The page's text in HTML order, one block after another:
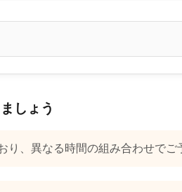
しょう
、異なる時間の組み合わせでご